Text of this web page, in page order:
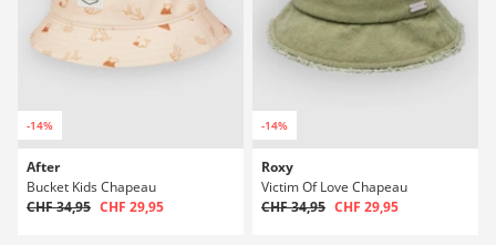
-14%
After
Bucket Kids Chapeau
CHF 34,95 CHF 29,95
-14%
Roxy
Victim Of Love Chapeau
CHF 34,95 CHF 29,95